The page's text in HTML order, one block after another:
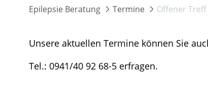
Epilepsie Beratung Termine Offener Treff
Unsere aktuellen Termine können Sie
Tel.: 0941/40 92 68-5 erfragen.